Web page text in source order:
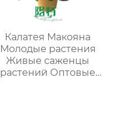
Калатея Макояна
Молодые растения
Живые саженцы
растений Оптовые